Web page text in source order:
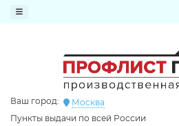
Ваш город:
Москва
Пункты выдачи по всей России